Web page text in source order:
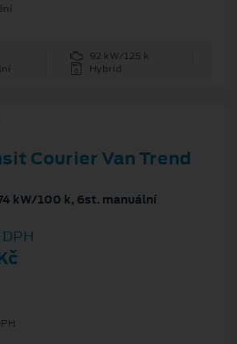
92 kW/125 k
Hybrid
Courier Van Trend
kW/100 k, 6st. manuální